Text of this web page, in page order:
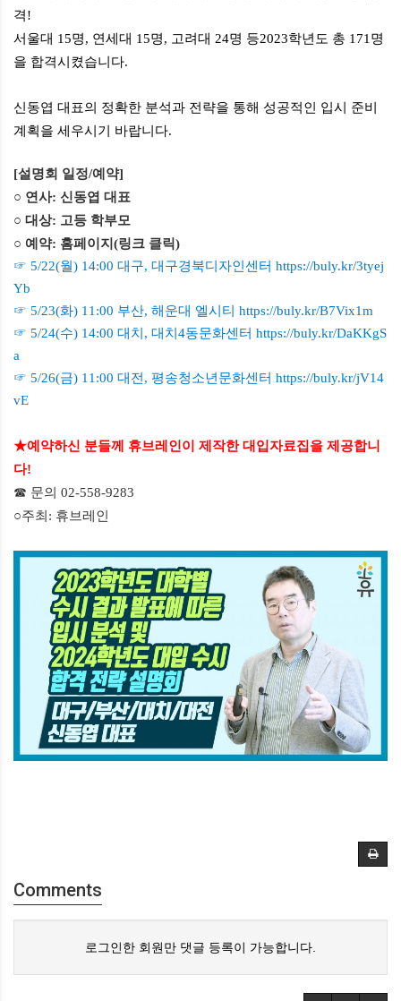
격!
서울대 15명, 연세대 15명, 고려대 24명 등2023학년도 총 171 명
을 합격시켰습니다.
신동엽 대표의 정확한 분석과 전략을 통해 성공적인 입시 준비
계획을 세우시기 바랍니다.
[설명회 일정/예약]
○ 연사: 신동엽 대표
○ 대상: 고등 학부모
○ 예약: 홈페이지 (링크 클릭)
☞ 5/22(월) 14:00 대구, 대구경북디자인센터 https://buly.kr/3tyej
Yb
☞ 5/23(화) 11:00 부산, 해운대 엘시티 https://buly.kr/B7Vix1m
☞ 5/24(수) 14:00 대치 , 대치 4동문화센터 https://buly.kr/DaKKgS
a
☞ 5/26(금) 11:00 대전 , 평송청소년문화센터 https://buly.kr/jV14
vE
★예약하신 분들께 휴브레인이 제작한 대입자료집을 제공합니
다!
☎ 문의 02-558-9283
○주최: 휴브레인
Comments
로그인한 회원만 댓글 등록이 가능합니다.